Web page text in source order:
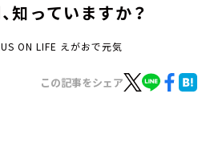
知っていますか？
ON LIFE えがおで元気
この記事をシェア